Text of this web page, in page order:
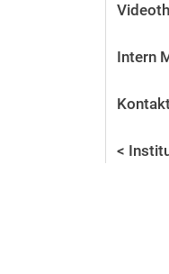
Intern
<